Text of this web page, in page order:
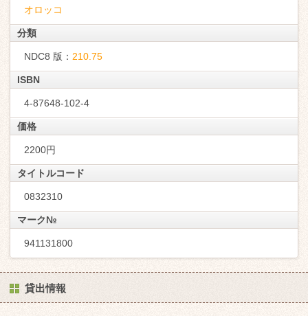
オロッコ
分類
NDC8 版： 210.75
ISBN
4-87648-102-4
価格
2200円
タイトルコード
0832310
マーク№
941131800
貸出情報